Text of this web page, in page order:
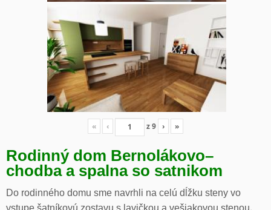
« ‹ z9 › »
Rodinný dom Bernolákovo–
chodba a spalna so satnikom
Do rodinného domu sme navrhli na celú dĺžku steny vo
vstupe šatníkovú zostavu s lavičkou a vešiakovou stenou.